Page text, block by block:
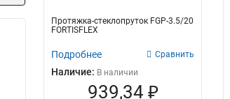
Протяжка-стеклопруток FGP-3.5/20
FORTISFLEX
Подробнее Сравнить
Наличие: В наличии
939,34 ₽